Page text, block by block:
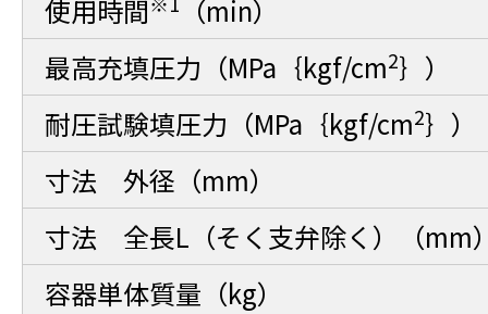
使用時間
（min）
最高充填圧力（MPa｛kgf/cm2｝）
耐圧試験填圧力（MPa｛kgf/cm2｝）
寸法 外径（mm）
寸法 全長L（そく支弁除く）（mm
容器単体質量（kg）